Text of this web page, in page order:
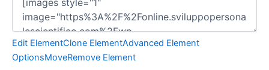
Edit ElementClone ElementAdvanced Element
OptionsMoveRemove Element